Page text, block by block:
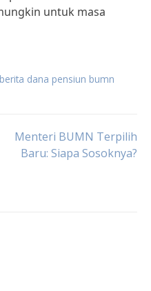
untuk masa
berita dana pensiun bumn
Menteri BUMN Terpilih
Baru: Siapa Sosoknya?